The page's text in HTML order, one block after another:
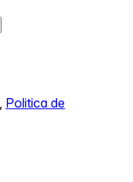
Politica de